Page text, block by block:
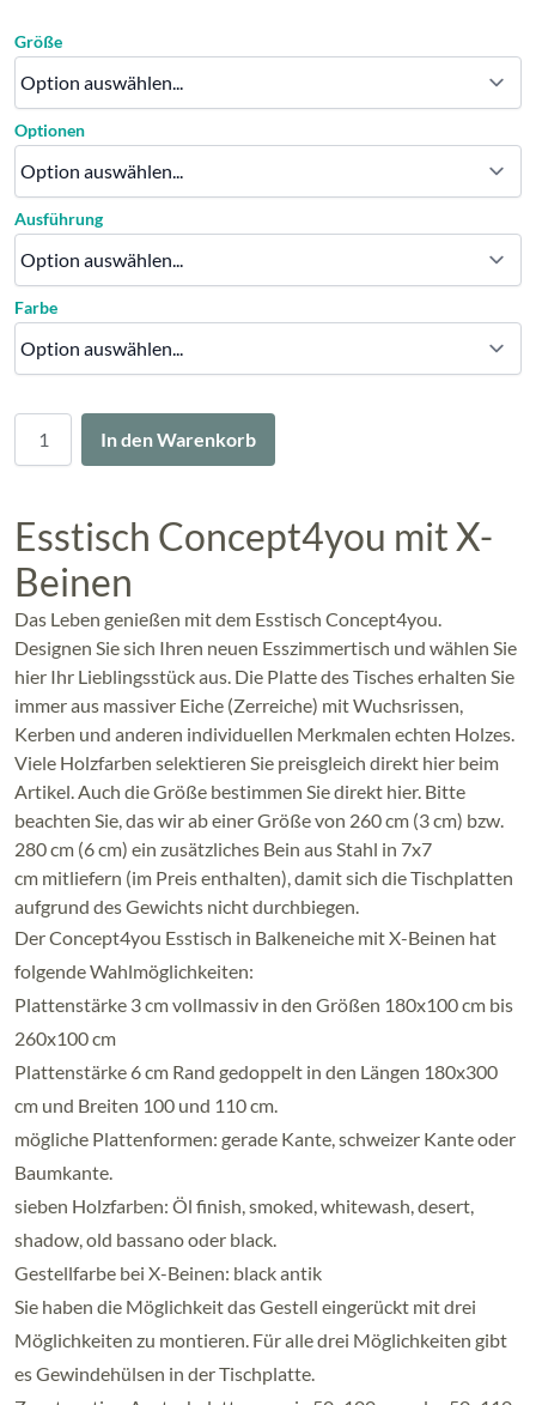
In den Warenkorb
Größe
Optionen
Ausführung
Farbe
Esstisch Concept4you mit X-
Beinen
Das Leben genießen mit dem Esstisch Concept4you.
Designen Sie sich Ihren neuen Esszimmertisch und wählen Sie
hier Ihr Lieblingsstück aus. Die Platte des Tisches erhalten Sie
immer aus massiver Eiche (Zerreiche) mit Wuchsrissen,
Kerben und anderen individuellen Merkmalen echten Holzes.
Viele Holzfarben selektieren Sie preisgleich direkt hier beim
Artikel. Auch die Größe bestimmen Sie direkt hier. Bitte
beachten Sie, das wir ab einer Größe von 260 cm (3 cm) bzw.
280 cm (6 cm) ein zusätzliches Bein aus Stahl in 7x7
cm mitliefern (im Preis enthalten), damit sich die Tischplatten
aufgrund des Gewichts nicht durchbiegen.
Der Concept4you Esstisch in Balkeneiche mit X-Beinen hat
folgende Wahlmöglichkeiten:
Plattenstärke 3 cm vollmassiv in den Größen 180x100 cm bis
260x100 cm
Plattenstärke 6 cm Rand gedoppelt in den Längen 180x300
cm und Breiten 100 und 110 cm.
mögliche Plattenformen: gerade Kante, schweizer Kante oder
Baumkante.
sieben Holzfarben: Öl finish, smoked, whitewash, desert,
shadow, old bassano oder black.
Gestellfarbe bei X-Beinen: black antik
Sie haben die Möglichkeit das Gestell eingerückt mit drei
Möglichkeiten zu montieren. Für alle drei Möglichkeiten gibt
es Gewindehülsen in der Tischplatte.